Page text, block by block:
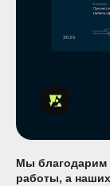
Мы благодарим
работы, а